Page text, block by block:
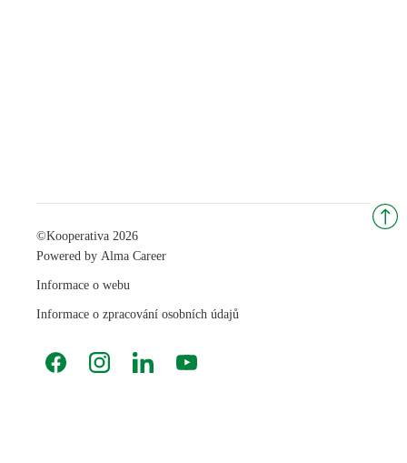
©Kooperativa 2026
Powered by Alma Career
Informace o webu
Informace o zpracování osobních údajů
FacebookInstagramLinkedInYouTube